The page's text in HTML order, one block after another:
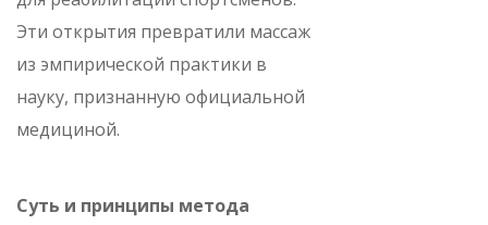
Эти открытия превратили массаж
из эмпирической практики в
науку, признанную официальной
медициной.
Суть и принципы метода